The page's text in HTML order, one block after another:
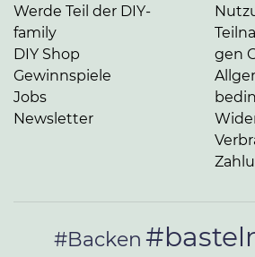
Werde Teil der DIY-
family
DIY Shop
Gewinnspiele
Jobs
Newsletter
gen
#Backen